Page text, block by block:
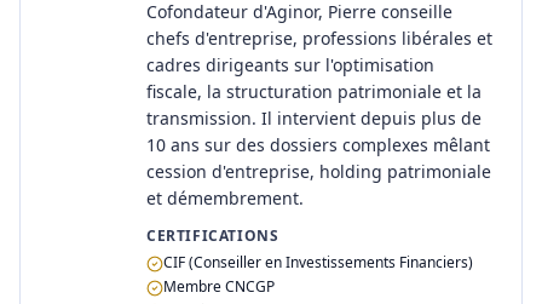
Cofondateur d'Aginor, Pierre conseille
chefs d'entreprise, professions libérales et
cadres dirigeants sur l'optimisation
fiscale, la structuration patrimoniale et la
transmission. Il intervient depuis plus de
10 ans sur des dossiers complexes mêlant
cession d'entreprise, holding patrimoniale
et démembrement.
CERTIFICATIONS
CIF (Conseiller en Investissements Financiers)
Membre CNCGP